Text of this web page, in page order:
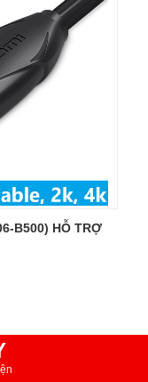
B500) HỖ TRỢ